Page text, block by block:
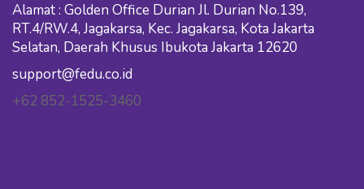
Alamat : Golden Office Durian Jl. Durian No.139,
RT.4/RW.4, Jagakarsa, Kec. Jagakarsa, Kota Jakarta
Selatan, Daerah Khusus Ibukota Jakarta 12620
support@fedu.co.id
+62 852-1525-3460